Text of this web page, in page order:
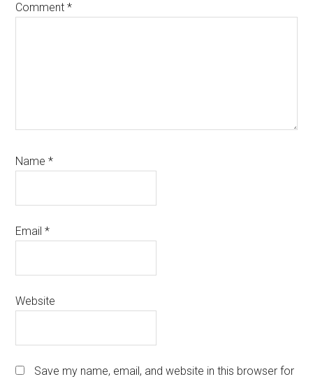
Comment*
Name*
Email*
Website
Save my name, email, and website in this browser for